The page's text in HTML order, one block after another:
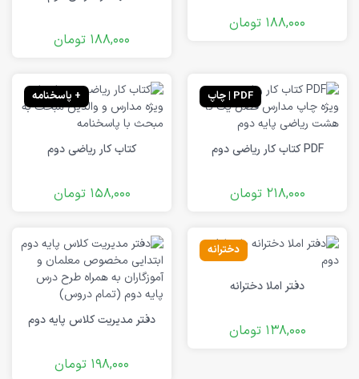
188,000 تومان
188,000 تومان
PDF | چاپ
PDF کتاب کار ریاضی دوم
218,000 تومان
+ پاسخنامه
کتاب کار ریاضی دوم
158,000 تومان
دخترانه
دفتر املا دخترانه
138,000 تومان
دفتر مدیریت کلاس پایه دوم
198,000 تومان